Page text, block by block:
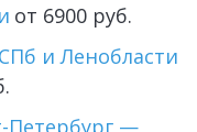
от 6900 руб.
и Ленобласти